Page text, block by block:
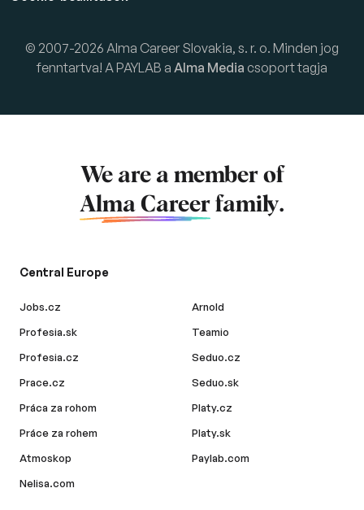
© 2007-2026 Alma Career Slovakia, s. r. o. Minden jog
fenntartva! A PAYLAB a Alma Media csoport tagja
We are a member of
Alma Career family.
Central Europe
Jobs.cz
Profesia.sk
Profesia.cz
Prace.cz
Práca za rohom
Práce za rohem
Atmoskop
Nelisa.com
Arnold
Teamio
Seduo.cz
Seduo.sk
Platy.cz
Platy.sk
Paylab.com